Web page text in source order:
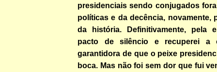
presidenciais sendo conjugados
políticas e da decência, novamente,
da história. Definitivamente, pela
pacto de silêncio e recuperei a
garantidora de que o peixe
boca. Mas não foi sem dor que fui